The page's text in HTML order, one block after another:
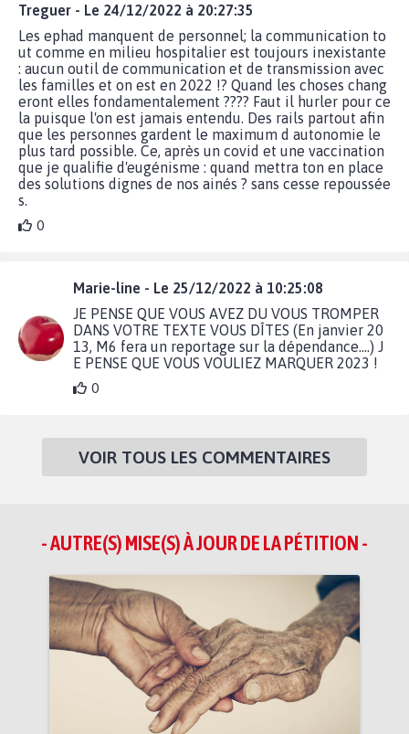
Treguer - Le 24/12/2022 à 20:27:35
Les ephad manquent de personnel; la communication to
ut comme en milieu hospitalier est toujours inexistante
: aucun outil de communication et de transmission avec
les familles et on est en 2022 !? Quand les choses chang
eront elles fondamentalement ???? Faut il hurler pour ce
la puisque l'on est jamais entendu. Des rails partout afin
que les personnes gardent le maximum d autonomie le
plus tard possible. Ce, après un covid et une vaccination
que je qualifie d'eugénisme : quand mettra ton en place
des solutions dignes de nos ainés ? sans cesse repoussée
s.
0
Marie-line - Le 25/12/2022 à 10:25:08
JE PENSE QUE VOUS AVEZ DU VOUS TROMPER
DANS VOTRE TEXTE VOUS DÎTES (En janvier 20
13, M6 fera un reportage sur la dépendance....) J
E PENSE QUE VOUS VOULIEZ MARQUER 2023 !
0
VOIR TOUS LES COMMENTAIRES
- AUTRE(S) MISE(S) À JOUR DE LA PÉTITION -